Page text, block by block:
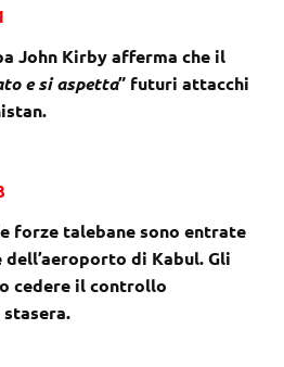
John Kirby afferma che il
e si aspetta” futuri attacchi
forze talebane sono entrate
di Kabul. Gli
cedere il controllo